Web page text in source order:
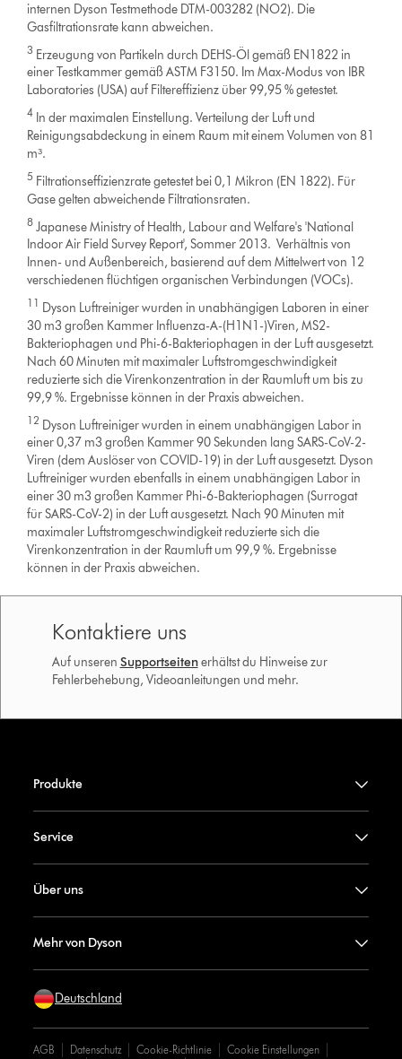
internen Dyson Testmethode DTM-003282 (NO2). Die
Gasfiltrationsrate kann abweichen.
3 Erzeugung von Partikeln durch DEHS-Öl gemäß EN1822 in
einer Testkammer gemäß ASTM F3150. Im Max-Modus von IBR
Laboratories (USA) auf Filtereffizienz über 99,95 % getestet.
4 In der maximalen Einstellung. Verteilung der Luft und
Reinigungsabdeckung in einem Raum mit einem Volumen von 81
m³.
5 Filtrationseffizienzrate getestet bei 0,1 Mikron (EN 1822). Für
Gase gelten abweichende Filtrationsraten.
8 Japanese Ministry of Health, Labour and Welfare's 'National
Indoor Air Field Survey Report', Sommer 2013. Verhältnis von
Innen- und Außenbereich, basierend auf dem Mittelwert von 12
verschiedenen flüchtigen organischen Verbindungen (VOCs).
11 Dyson Luftreiniger wurden in unabhängigen Laboren in einer
30 m3 großen Kammer Influenza-A-(H1N1-)Viren, MS2-
Bakteriophagen und Phi-6-Bakteriophagen in der Luft ausgesetzt.
Nach 60 Minuten mit maximaler Luftstromgeschwindigkeit
reduzierte sich die Virenkonzentration in der Raumluft um bis zu
99,9 %. Ergebnisse können in der Praxis abweichen.
12 Dyson Luftreiniger wurden in einem unabhängigen Labor in
einer 0,37 m3 großen Kammer 90 Sekunden lang SARS-CoV-2-
Viren (dem Auslöser von COVID-19) in der Luft ausgesetzt. Dyson
Luftreiniger wurden ebenfalls in einem unabhängigen Labor in
einer 30 m3 großen Kammer Phi-6-Bakteriophagen (Surrogat
für SARS-CoV-2) in der Luft ausgesetzt. Nach 90 Minuten mit
maximaler Luftstromgeschwindigkeit reduzierte sich die
Virenkonzentration in der Raumluft um 99,9 %. Ergebnisse
können in der Praxis abweichen.
Kontaktiere uns
Auf unseren Supportseiten erhältst du Hinweise zur
Fehlerbehebung, Videoanleitungen und mehr.
Produkte
Service
Über uns
Mehr von Dyson
Deutschland
AGB Datenschutz Cookie-Richtlinie
Cookie Einstellungen